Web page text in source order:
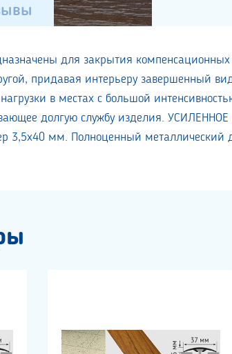
для закрытия
придавая интерьеру завершенный
в местах с большой
долгую службу изделия. УСИЛЕННОЕ
3,5х40 мм. Полноценный металлический